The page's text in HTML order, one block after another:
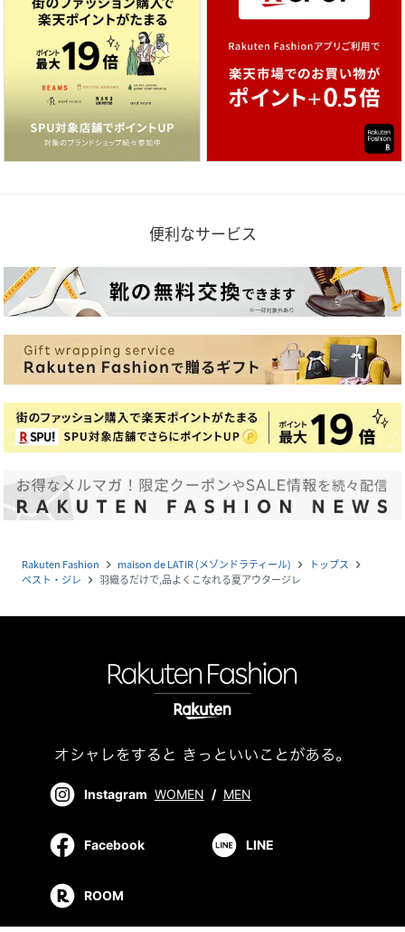
便利なサービス
Rakuten Fashion navigate_next maison de LATIR (メゾンドラティール) navigate_next トップス navigate_next
ベスト・ジレ navigate_next 羽織るだけで,品よくこなれる夏アウタージレ
Instagram WOMEN / MEN
Facebook LINE
ROOM